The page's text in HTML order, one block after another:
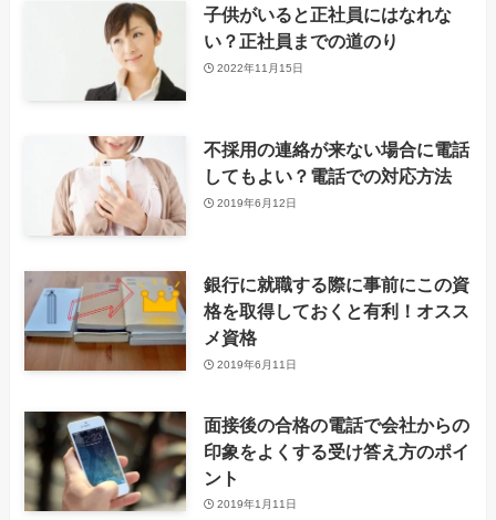
子供がいると正社員にはなれな
い？正社員までの道のり
2022年11月15日
不採用の連絡が来ない場合に電話
してもよい？電話での対応方法
2019年6月12日
銀行に就職する際に事前にこの資
格を取得しておくと有利！オスス
メ資格
2019年6月11日
面接後の合格の電話で会社からの
印象をよくする受け答え方のポイ
ント
2019年1月11日